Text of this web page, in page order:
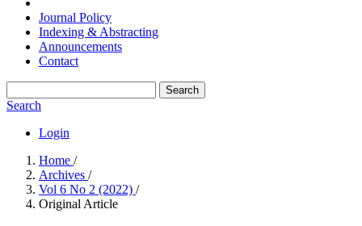
Journal Policy
Indexing & Abstracting
Announcements
Contact
Search
Search
Login
Home /
Archives /
Vol 6 No 2 (2022) /
Original Article